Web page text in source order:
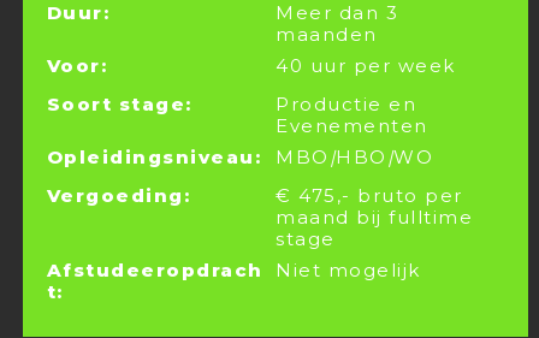
Duur:
Meer dan 3
maanden
Voor:
40 uur per week
Soort stage:
Productie en
Evenementen
Opleidingsniveau:
MBO |HBO |WO
Vergoeding:
€ 475,- bruto per
maand bij fulltime
stage
Afstudeeropdrach
t:
Niet mogelijk